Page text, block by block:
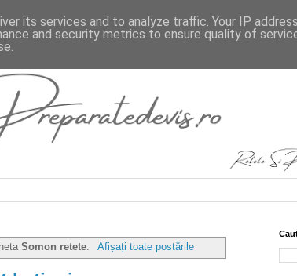
Somon retete. Afișați toate postările
its services and to analyze traffic. Your IP
and security metrics to ensure quality of